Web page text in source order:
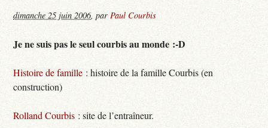
dimanche 25 juin 2006,parPaul Courbis
Je ne suis pas le seul courbis au monde :-D
Histoire de famille : histoire de la famille Courbis (en
construction)
Rolland Courbis : site de l’entraîneur.